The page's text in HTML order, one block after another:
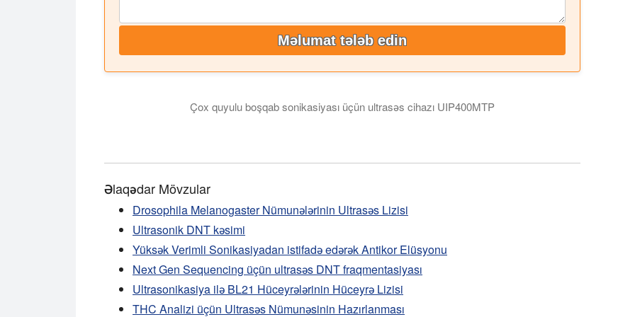
Məlumat tələb edin
Çox quyulu boşqab sonikasiyası üçün ultrasəs cihazı UIP400MTP
Əlaqədar Mövzular
Drosophila Melanogaster Nümunələrinin Ultrasəs Lizisi
Ultrasonik DNT kəsimi
Yüksək Verimli Sonikasiyadan istifadə edərək Antikor Elüsyonu
Next Gen Sequencing üçün ultrasəs DNT fraqmentasiyası
Ultrasonikasiya ilə BL21 Hüceyrələrinin Hüceyrə Lizisi
THC Analizi üçün Ultrasəs Nümunəsinin Hazırlanması